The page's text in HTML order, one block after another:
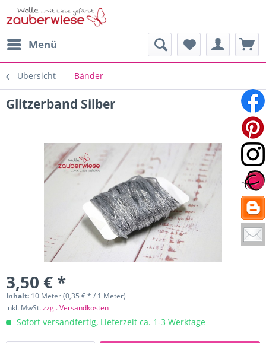
Menü
Übersicht Bänder
Glitzerband Silber
3,50 € *
Inhalt: 10 Meter (0,35 € * / 1 Meter)
inkl. MwSt.zzgl. Versandkosten
Sofort versandfertig, Lieferzeit ca. 1-3 Werktage